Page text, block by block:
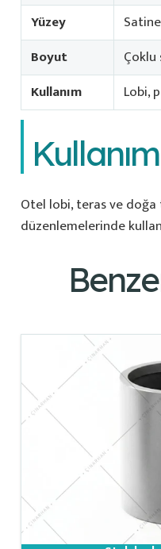
Yüzey
Satine
Boyut
Çoklu
Kullanım
Lobi,
Otel lobi, teras ve doğa
düzenlemelerinde